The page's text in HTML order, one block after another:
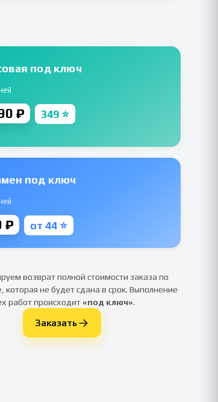
под ключ
₽ 349 ⭐
под ключ
₽ от 44 ⭐
возврат полной стоимости заказа по
которая не будет сдана в срок. Выполнение
работ происходит«под ключ».
Заказать